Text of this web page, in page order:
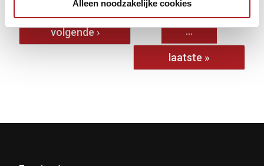
Alleen noodzakelijke cookies
3 4 5 6 7
…
volgende ›
laatste »